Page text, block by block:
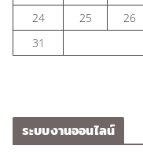
24
25 26
31
ระบบงานออนไลน์